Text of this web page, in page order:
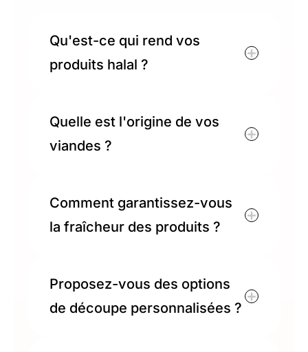
Qu'est-ce qui rend vos
produits halal ?
Quelle est l'origine de vos
viandes ?
Comment garantissez-vous
la fraîcheur des produits ?
Proposez-vous des options
de découpe personnalisées ?